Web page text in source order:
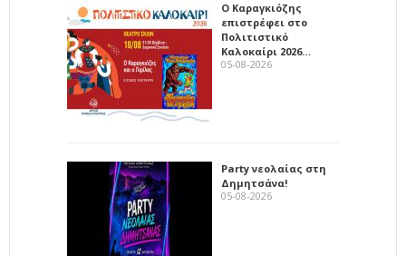
Ο Καραγκιόζης
επιστρέφει στο
Πολιτιστικό
Καλοκαίρι 2026…
05-08-2026
Party νεολαίας στη
Δημητσάνα!
05-08-2026